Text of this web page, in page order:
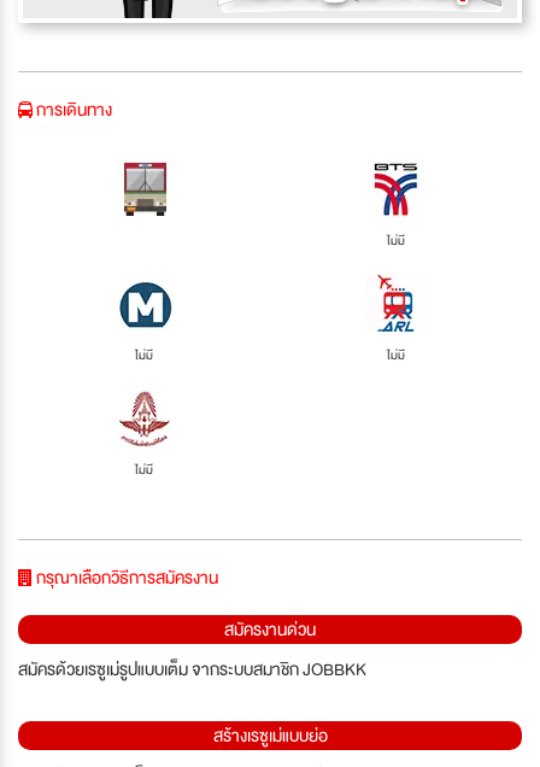
การเดินทาง
ไม่มี
ไม่มี ไม่มี
ไม่มี
กรุณาเลือกวิธีการสมัครงาน
สมัครงานด่วน
สมัครด้วยเรซูเม่รูปแบบเต็ม จากระบบสมาชิก JOBBKK
สร้างเรซูเม่แบบย่อ